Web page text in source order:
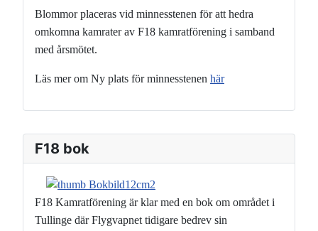
F18 bok
F18 Kamratförening är klar med en bok om området i
Tullinge där Flygvapnet tidigare bedrev sin
Blommor placeras vid minnesstenen för att hedra
omkomna kamraterav F18 kamratförening i samband
med årsmötet.
Läs mer om Ny plats för minnesstenen här